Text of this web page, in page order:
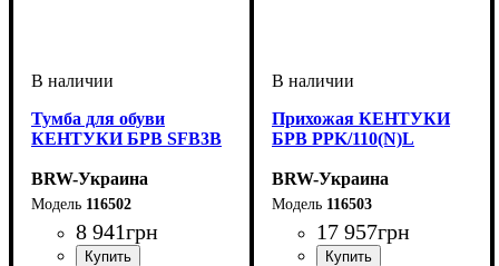
Тумба для обуви
КЕНТУКИ БРВ SFB3B
BRW-Украина
116502
8 941грн
Прихожая КЕНТУКИ
БРВ PPK/110(N)L
BRW-Украина
116503
17 957грн